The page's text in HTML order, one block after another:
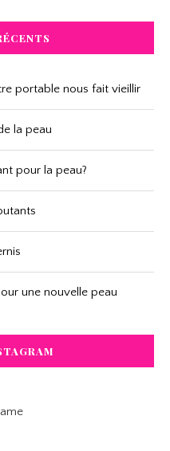
portable nous fait vieillir
la peau
pour la peau?
une nouvelle peau